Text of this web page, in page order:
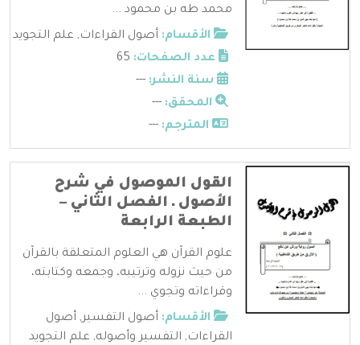
محمد طه بن محمود ...
الأقسام: أصول القراءات, علم التجويد
عدد الصفحات:
سنة النشر: ---
المحقق: ---
المترجم: ---
القول الموصول في شرح
الأصول ـ الفصل الثاني –
الطبعة الرابعة
علوم القرآن هي العلوم المتعلقة بالقرآن
من حيث نزوله وترتيبه، وجمعه وكتابته،
وقراءاته وتجوي ...
الأقسام: أصول التفسير, أصول
القراءات, التفسير وأصوله, علم التجويد